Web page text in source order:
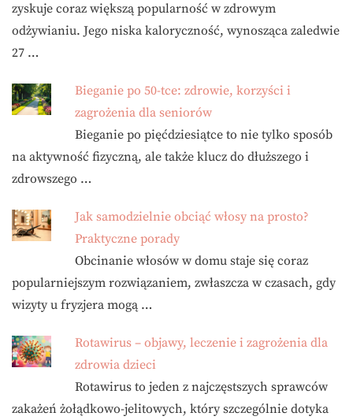
zyskuje coraz większą popularność w zdrowym
odżywianiu. Jego niska kaloryczność, wynosząca zaledwie
27 …
Bieganie po 50-tce: zdrowie, korzyści i
zagrożenia dla seniorów
Bieganie po pięćdziesiątce to nie tylko sposób
na aktywność fizyczną, ale także klucz do dłuższego i
zdrowszego …
Jak samodzielnie obciąć włosy na prosto?
Praktyczne porady
Obcinanie włosów w domu staje się coraz
popularniejszym rozwiązaniem, zwłaszcza w czasach, gdy
wizyty u fryzjera mogą …
Rotawirus – objawy, leczenie i zagrożenia dla
zdrowia dzieci
Rotawirus to jeden z najczęstszych sprawców
zakażeń żołądkowo-jelitowych, który szczególnie dotyka